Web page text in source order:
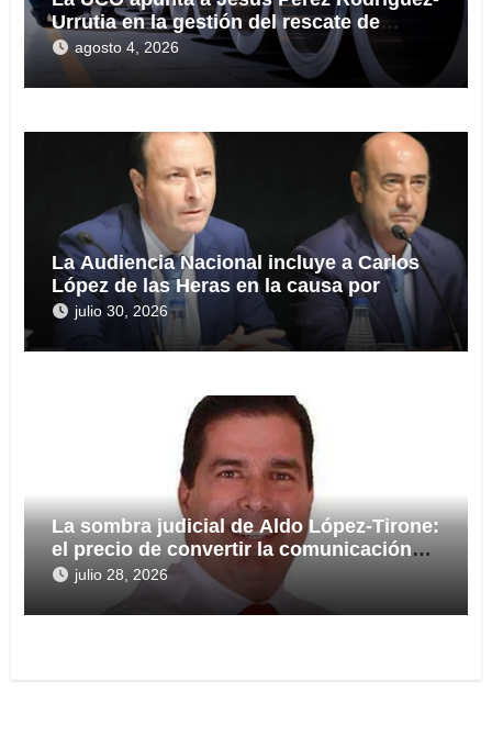
Urrutia en la gestión del rescate de
Tubos Reunidos
agosto 4, 2026
La Audiencia Nacional incluye a Carlos
López de las Heras en la causa por
presuntas irregularidades en el rescate
de 112,8 millones a Tubos Reunidos
julio 30, 2026
La sombra judicial de Aldo López-Tirone:
el precio de convertir la comunicación
en arma
julio 28, 2026